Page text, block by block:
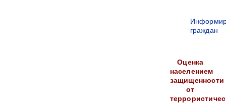
граждан
Оценка
населением
защищенности
от